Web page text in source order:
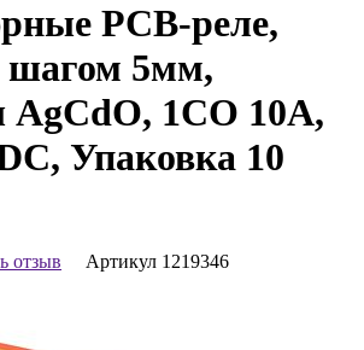
PCB-реле,
5мм,
AgCdO, 1CO 10A,
Упаковка 10
отзыв Артикул 1219346